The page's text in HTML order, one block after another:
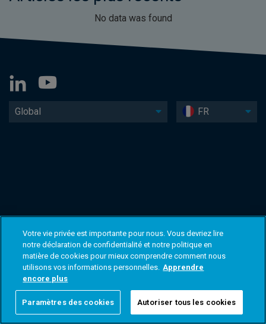
No data was found
Global FR
Votre vie privée est importante pour nous. Vous devriez lire
notre déclaration de confidentialité et notre politique en
matière de cookies pour mieux comprendre comment nous
utilisons vos informations personnelles. Apprendre
encore plus
Paramètres des cookies Autoriser tous les cookies